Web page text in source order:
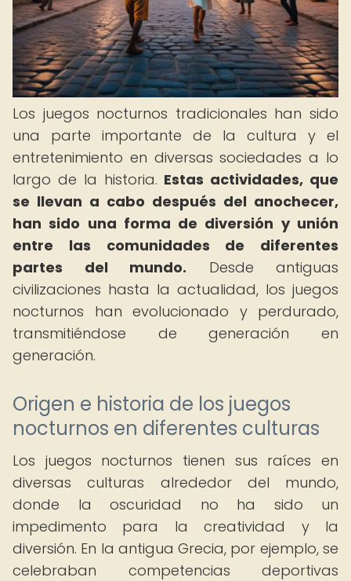
Los juegos nocturnos tradicionales han sido
una parte importante de la cultura y el
entretenimiento en diversas sociedades a lo
largo de la historia. Estas actividades, que
se llevan a cabo después del anochecer,
han sido una forma de diversión y unión
entre las comunidades de diferentes
partes del mundo. Desde antiguas
civilizaciones hasta la actualidad, los juegos
nocturnos han evolucionado y perdurado,
transmitiéndose de generación en
generación.
Origen e historia de los juegos
nocturnos en diferentes culturas
Los juegos nocturnos tienen sus raíces en
diversas culturas alrededor del mundo,
donde la oscuridad no ha sido un
impedimento para la creatividad y la
diversión. En la antigua Grecia, por ejemplo, se
celebraban competencias deportivas